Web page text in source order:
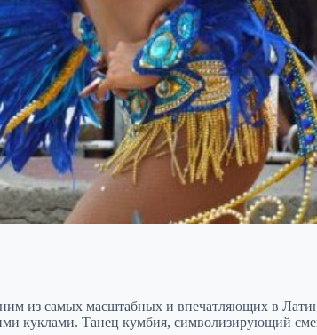
из самых масштабных и впечатляющих в
куклами. Танец кумбия, символизирующий